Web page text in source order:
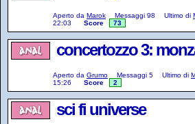
Aperto da Marok Messaggi 98 Ultimo di
22:03
Score 73
concertozzo 3:
Aperto da Grumo Messaggi 5 Ultimo di
15:26
Score 2
sci fi universe